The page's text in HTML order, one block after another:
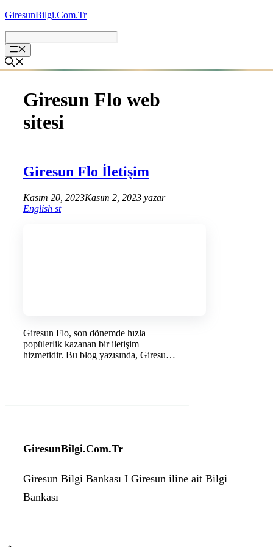
İçeriğe
GiresunBilgi.Com.Tr
Giresun Flo web
sitesi
Giresun Flo İletişim
Kasım 20, 2023Kasım 2, 2023 yazar
English st
Giresun Flo, son dönemde hızla
popülerlik kazanan bir iletişim
hizmetidir. Bu blog yazısında, Giresun
GiresunBilgi.Com.Tr
Giresun Bilgi Bankası I Giresun iline ait Bilgi
Bankası